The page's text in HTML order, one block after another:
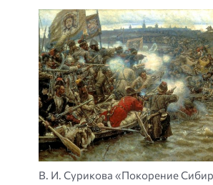
В. И. Сурикова «Покорение